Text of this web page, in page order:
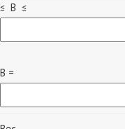
≤ B ≤
B =